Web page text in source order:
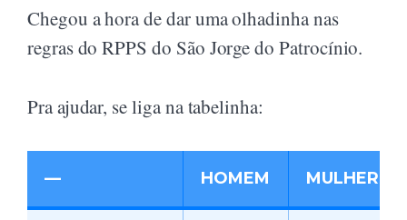
Chegou a hora de dar uma olhadinha nas
regras do RPPS do São Jorge do Patrocínio.
Pra ajudar, se liga na tabelinha:
— HOMEM MULHER